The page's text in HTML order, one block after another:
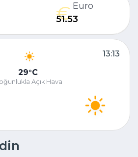
Euro
51.53
13:13
29 C
Açık Hava